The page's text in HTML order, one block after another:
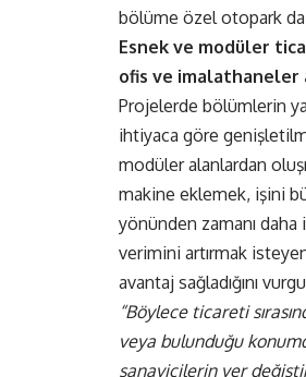
bölüme özel otopark da
Esnek ve modüler
ofis ve imalathaneler
Projelerde bölümlerin
ihtiyaca göre
modüler alanlardan
makine eklemek, işini
yönünden zamanı
verimini artırmak
avantaj sağladığını
“Böylece ticareti
veya bulunduğu
sanayicilerin yer